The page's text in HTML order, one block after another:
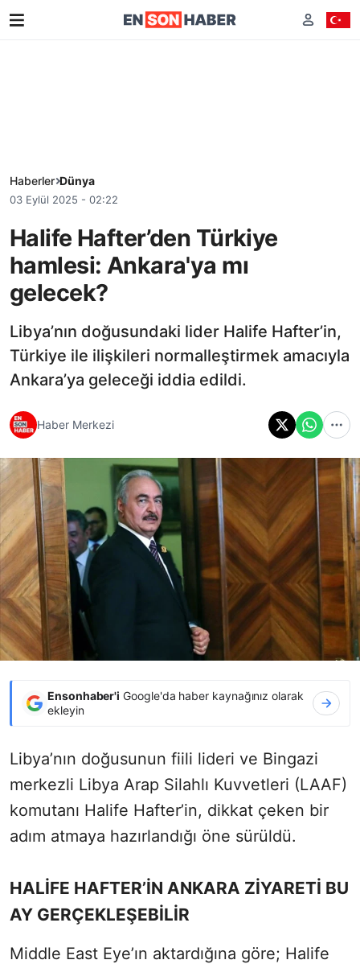
Haberler Dünya
03 Eylül 2025 - 02:22
Halife Hafter’den Türkiye
hamlesi: Ankara'ya mı
gelecek?
Libya’nın doğusundaki lider Halife Hafter’in,
Türkiye ile ilişkileri normalleştirmek amacıyla
Ankara’ya geleceği iddia edildi.
Haber Merkezi
Ensonhaber'i Google'da haber kaynağınız olarak
ekleyin
Libya’nın doğusunun fiili lideri ve Bingazi
merkezli Libya Arap Silahlı Kuvvetleri (LAAF)
komutanı Halife Hafter’in, dikkat çeken bir
adım atmaya hazırlandığı öne sürüldü.
HALİFE HAFTER’İN ANKARA ZİYARETİ BU
AY GERÇEKLEŞEBİLİR
Middle East Eye’ın aktardığına göre; Halife